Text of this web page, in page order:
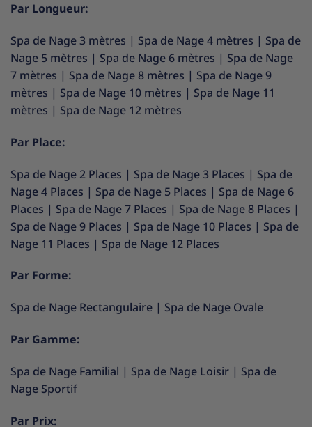
Par Longueur:
Spa de Nage 3 mètres | Spa de Nage 4 mètres | Spa de
Nage 5 mètres | Spa de Nage 6 mètres | Spa de Nage
7 mètres | Spa de Nage 8 mètres | Spa de Nage 9
mètres | Spa de Nage 10 mètres | Spa de Nage 11
mètres | Spa de Nage 12 mètres
Par Place:
Spa de Nage 2 Places | Spa de Nage 3 Places | Spa de
Nage 4 Places | Spa de Nage 5 Places | Spa de Nage 6
Places | Spa de Nage 7 Places | Spa de Nage 8 Places |
Spa de Nage 9 Places | Spa de Nage 10 Places | Spa de
Nage 11 Places | Spa de Nage 12 Places
Par Forme:
Spa de Nage Rectangulaire | Spa de Nage Ovale
Par Gamme:
Spa de Nage Familial | Spa de Nage Loisir | Spa de
Nage Sportif
Par Prix: